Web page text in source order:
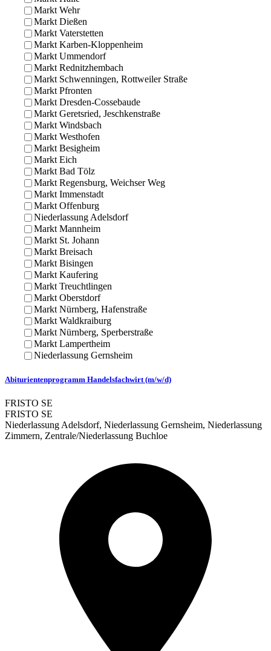
Markt Wehr
Markt Dießen
Markt Vaterstetten
Markt Karben-Kloppenheim
Markt Ummendorf
Markt Rednitzhembach
Markt Schwenningen, Rottweiler Straße
Markt Pfronten
Markt Dresden-Cossebaude
Markt Geretsried, Jeschkenstraße
Markt Windsbach
Markt Westhofen
Markt Besigheim
Markt Eich
Markt Bad Tölz
Markt Regensburg, Weichser Weg
Markt Immenstadt
Markt Offenburg
Niederlassung Adelsdorf
Markt Mannheim
Markt St. Johann
Markt Breisach
Markt Bisingen
Markt Kaufering
Markt Treuchtlingen
Markt Oberstdorf
Markt Nürnberg, Hafenstraße
Markt Waldkraiburg
Markt Nürnberg, Sperberstraße
Markt Lampertheim
Niederlassung Gernsheim
Abiturientenprogramm Handelsfachwirt (m/w/d)
FRISTO SE
FRISTO SE
Niederlassung Adelsdorf, Niederlassung Gernsheim, Niederlassung
Zimmern, Zentrale/Niederlassung Buchloe